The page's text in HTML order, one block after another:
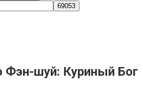
Фэн-шуй: Куриный Бог